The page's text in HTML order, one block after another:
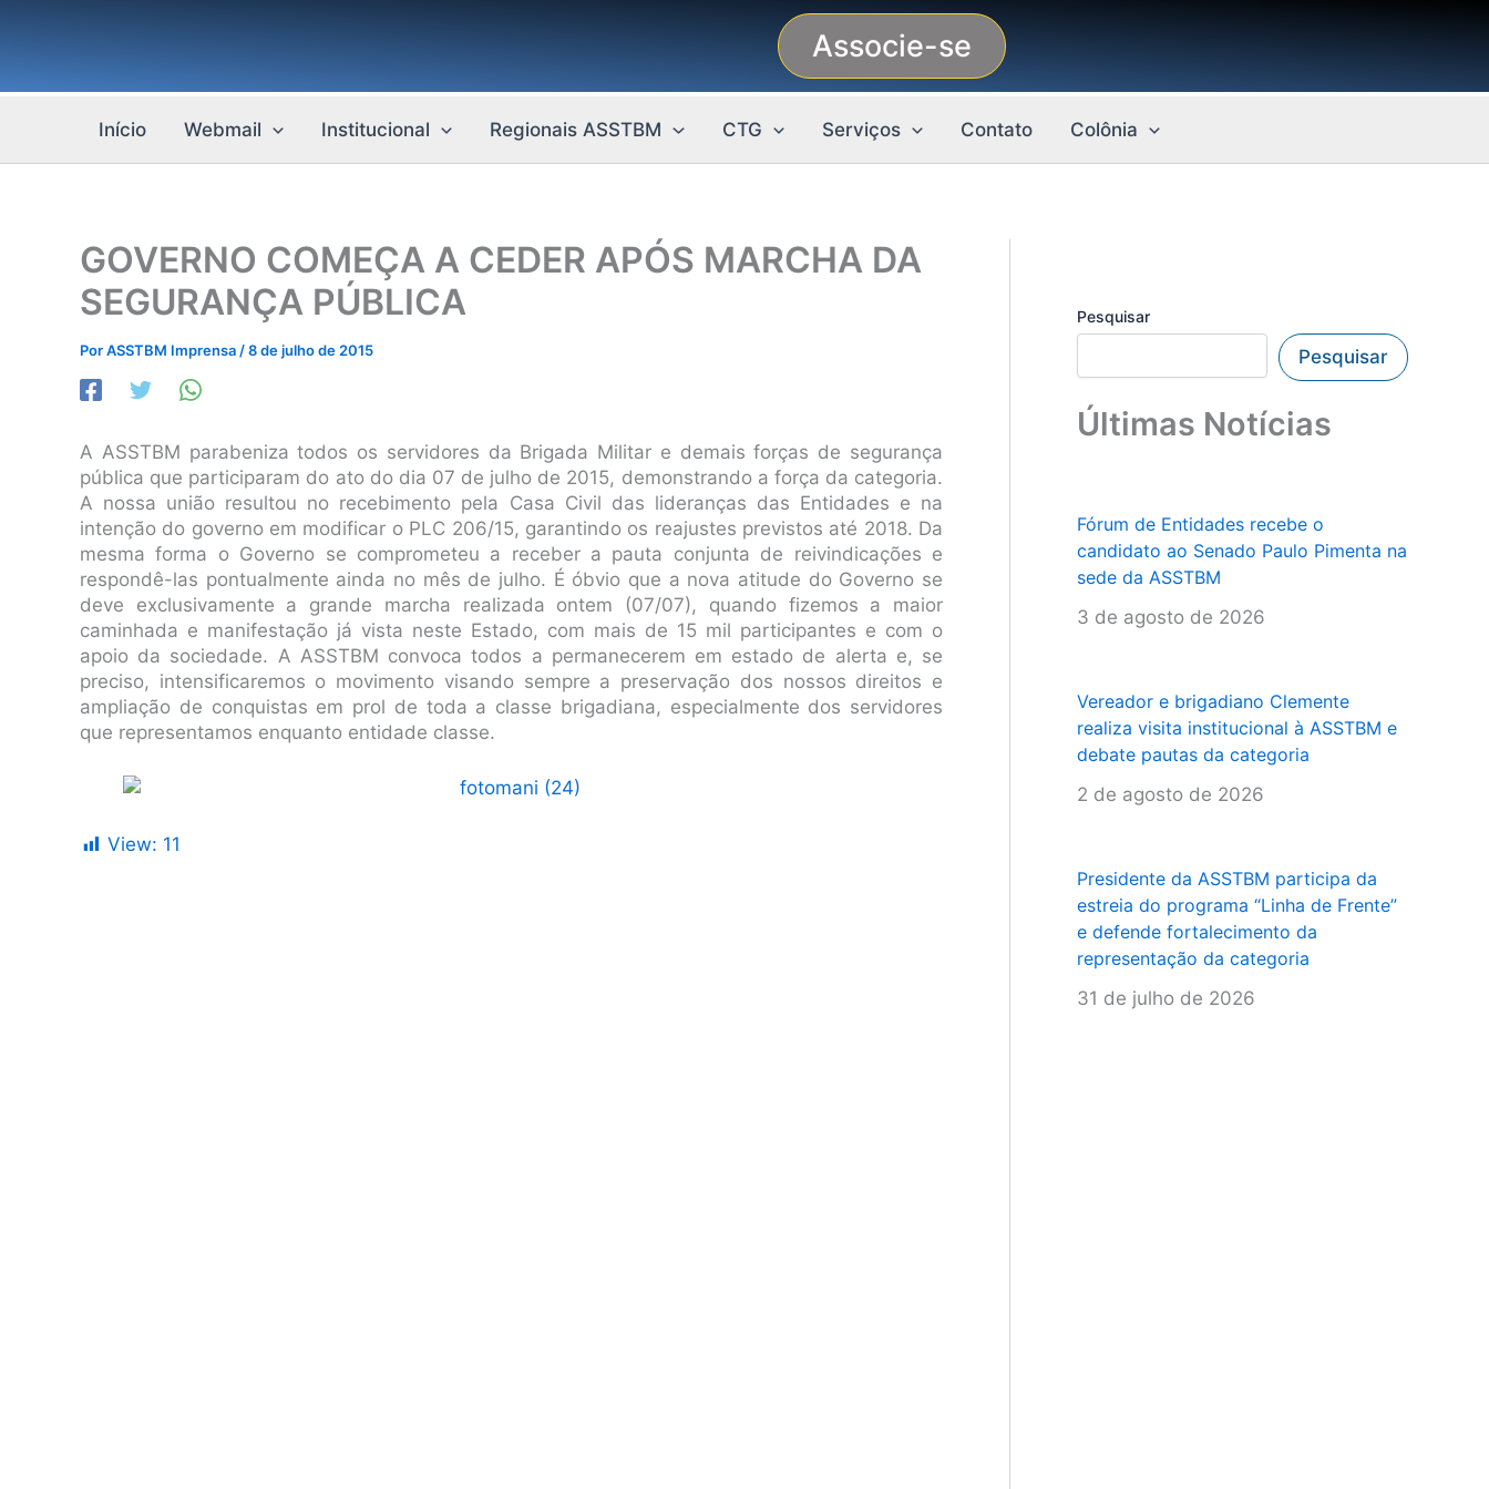
conteúdo
Associe-se
Início Webmail Institucional Regionais ASSTBM CTG Serviços Contato Colônia
GOVERNO COMEÇA A CEDER APÓS MARCHA DA
SEGURANÇA PÚBLICA
PorASSTBM Imprensa /8 de julho de 2015
A ASSTBM parabeniza todos os servidores da Brigada Militar e demais forças de segurança
pública que participaram do ato do dia 07 de julho de 2015, demonstrando a força da categoria.
A nossa união resultou no recebimento pela Casa Civil das lideranças das Entidades e na
intenção do governo em modificar o PLC 206/15, garantindo os reajustes previstos até 2018. Da
mesma forma o Governo se comprometeu a receber a pauta conjunta de reivindicações e
respondê-las pontualmente ainda no mês de julho. É óbvio que a nova atitude do Governo se
deve exclusivamente a grande marcha realizada ontem (07/07), quando fizemos a maior
caminhada e manifestação já vista neste Estado, com mais de 15 mil participantes e com o
apoio da sociedade. A ASSTBM convoca todos a permanecerem em estado de alerta e, se
preciso, intensificaremos o movimento visando sempre a preservação dos nossos direitos e
ampliação de conquistas em prol de toda a classe brigadiana, especialmente dos servidores
que representamos enquanto entidade classe.
View: 11
Pesquisar
Pesquisar
Últimas Notícias
Fórum de Entidades recebe o
candidato ao Senado Paulo Pimenta na
sede da ASSTBM
3 de agosto de 2026
Vereador e brigadiano Clemente
realiza visita institucional à ASSTBM e
debate pautas da categoria
2 de agosto de 2026
Presidente da ASSTBM participa da
estreia do programa “Linha de Frente”
e defende fortalecimento da
representação da categoria
31 de julho de 2026